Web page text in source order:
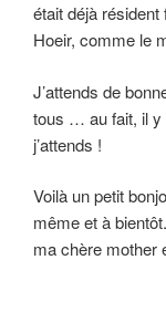
était déjà
Hoeir, comme le
J’attends de
tous … au fait, il
j’attends !
Voilà un petit
même et à
ma chère mother